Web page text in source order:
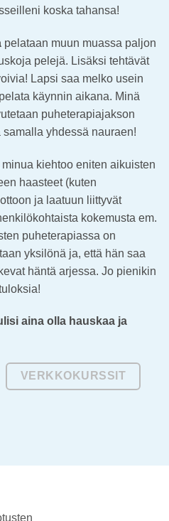
koska tahansa!
pelataan muun muassa paljon
pelejä. Lisäksi tehtävät
Lapsi saa melko usein
käynnin aikana. Minä
puheterapiajakson
samalla yhdessä nauraen!
minua kiehtoo eniten aikuisten
haasteet (kuten
ja laatuun liittyvät
kokemusta em.
puheterapiassa on
yksilönä ja, että hän saa
häntä arjessa. Jo pienikin
aina olla hauskaa ja
VERKKOKURSSIT